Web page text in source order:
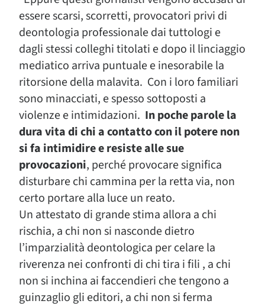
essere scarsi, scorretti, provocatori privi di
deontologia professionale dai tuttologi e
dagli stessi colleghi titolati e dopo il linciaggio
mediatico arriva puntuale e inesorabile la
ritorsione della malavita. Con i loro familiari
sono minacciati, e spesso sottoposti a
violenze e intimidazioni. In poche parole la
dura vita di chi a contatto con il potere non
si fa intimidire e resiste alle sue
provocazioni, perché provocare significa
disturbare chi cammina per la retta via, non
certo portare alla luce un reato.
Un attestato di grande stima allora a chi
rischia, a chi non si nasconde dietro
l’imparzialità deontologica per celare la
riverenza nei confronti di chi tira i fili , a chi
non si inchina ai faccendieri che tengono a
guinzaglio gli editori, a chi non si ferma